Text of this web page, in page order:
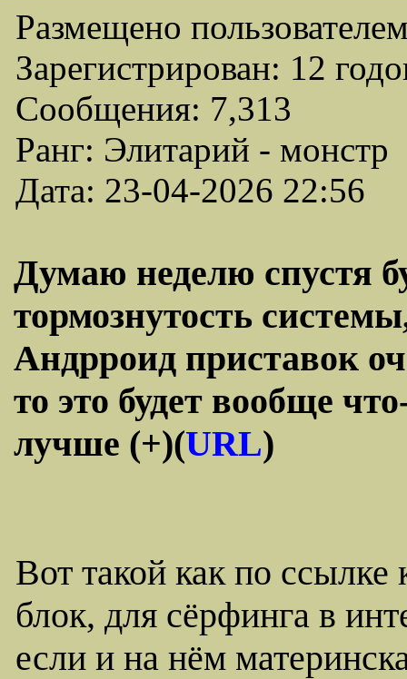
Размещено
Зарегистрирован: 12
Сообщения: 7,313
Ранг: Элитарий - монстр
Дата: 23-04-2026 22:56
Думаю неделю спустя
тормознутость
Андрроид приставок
то это будет вообще
лучше (+)(URL)
Вот такой как по
блок, для сёрфинга в
если и на нём